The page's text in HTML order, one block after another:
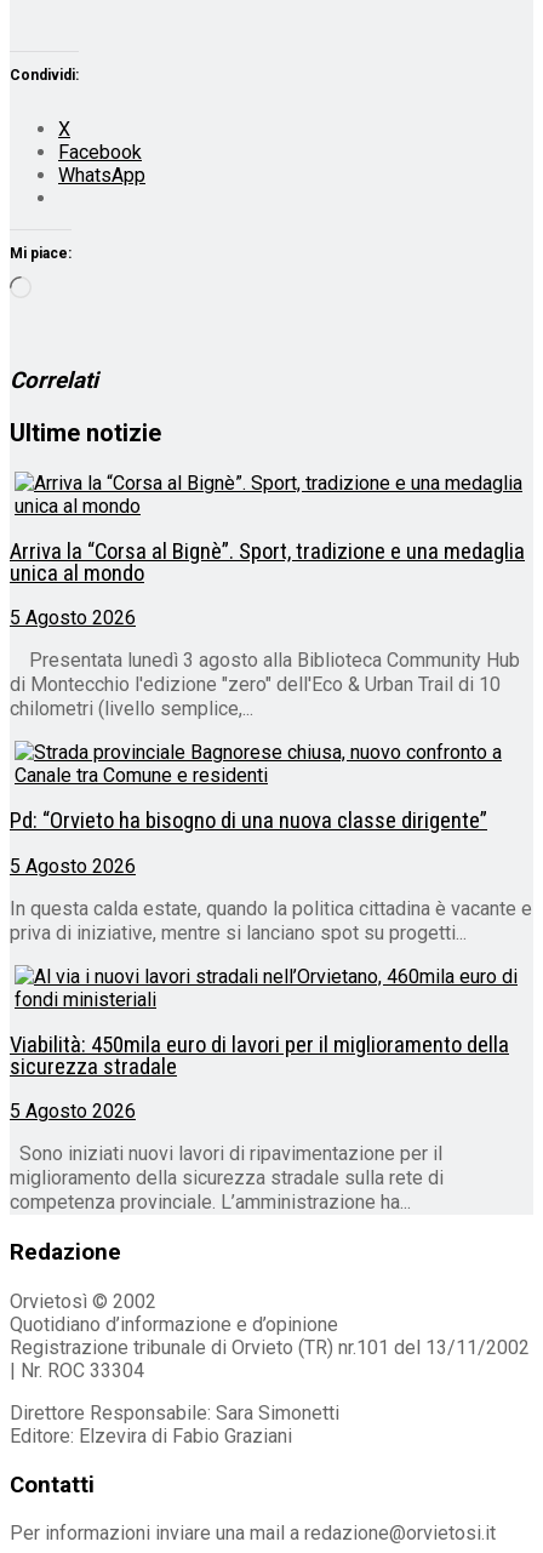
Condividi:
X
Facebook
WhatsApp
Mi piace:
Correlati
Ultime notizie
Arriva la “Corsa al Bignè”. Sport, tradizione e una medaglia
unica al mondo
5 Agosto 2026
Presentata lunedì 3 agosto alla Biblioteca Community Hub
di Montecchio l'edizione "zero" dell'Eco & Urban Trail di 10
chilometri (livello semplice,...
Pd: “Orvieto ha bisogno di una nuova classe dirigente”
5 Agosto 2026
In questa calda estate, quando la politica cittadina è vacante e
priva di iniziative, mentre si lanciano spot su progetti...
Viabilità: 450mila euro di lavori per il miglioramento della
sicurezza stradale
5 Agosto 2026
Sono iniziati nuovi lavori di ripavimentazione per il
miglioramento della sicurezza stradale sulla rete di
competenza provinciale. L’amministrazione ha...
Redazione
Orvietosì © 2002
Quotidiano d’informazione e d’opinione
Registrazione tribunale di Orvieto (TR) nr.101 del 13/11/2002
| Nr. ROC 33304
Direttore Responsabile: Sara Simonetti
Editore: Elzevira di Fabio Graziani
Contatti
Per informazioni inviare una mail a redazione@orvietosi.it